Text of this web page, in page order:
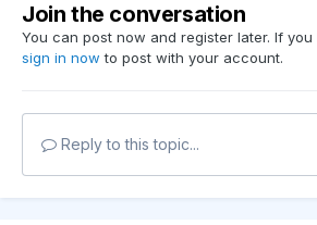
Join the conversation
You can post now and register later. If
sign in now to post with your account.
Reply to this topic...